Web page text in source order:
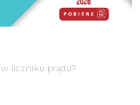
w liczniku prądu?